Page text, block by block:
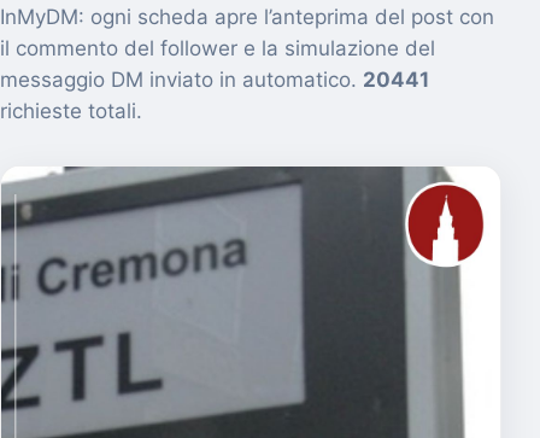
InMyDM: ogni scheda apre l’anteprima del post con
il commento del follower e la simulazione del
messaggio DM inviato in automatico. 20441
richieste totali.